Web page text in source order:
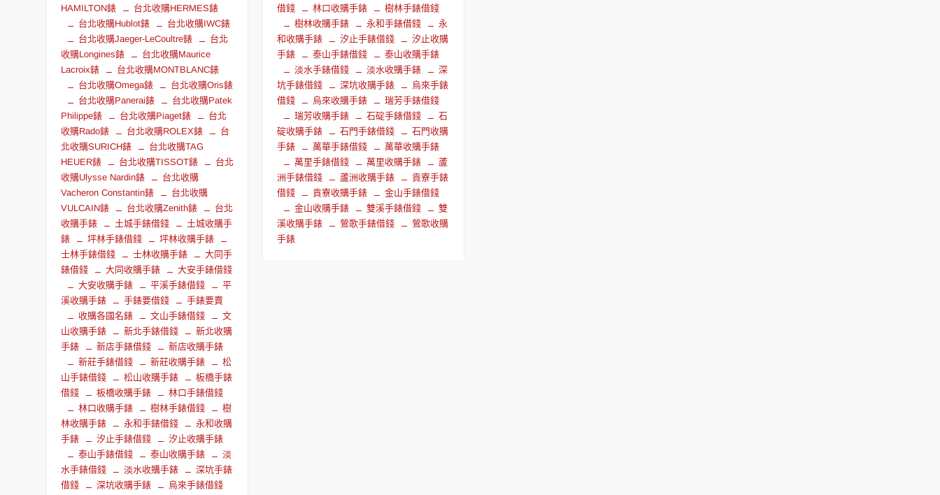
HAMILTON錶
台北收購HERMES錶
台北收購Hublot錶
台北收購IWC錶
台北收購Jaeger-LeCoultre錶
台北
收購Longines錶
台北收購Maurice
Lacroix錶
台北收購MONTBLANC錶
台北收購Omega錶
台北收購Oris錶
台北收購Panerai錶
台北收購Patek
Philippe錶
台北收購Piaget錶
台北
收購Rado錶
台北收購ROLEX錶
台
北收購SURICH錶
台北收購TAG
HEUER錶
台北收購TISSOT錶
台北
收購Ulysse Nardin錶
台北收購
Vacheron Constantin錶
台北收購
VULCAIN錶
台北收購Zenith錶
台北
收購手錶
土城手錶借錢
土城收購手
錶
坪林手錶借錢
坪林收購手錶
士林手錶借錢
士林收購手錶
大同手
錶借錢
大同收購手錶
大安手錶借錢
大安收購手錶
平溪手錶借錢
平
溪收購手錶
手錶要借錢
手錶要賣
收購各國名錶
文山手錶借錢
文
山收購手錶
新北手錶借錢
新北收購
手錶
新店手錶借錢
新店收購手錶
新莊手錶借錢
新莊收購手錶
松
山手錶借錢
松山收購手錶
板橋手錶
借錢
板橋收購手錶
林口手錶借錢
林口收購手錶
樹林手錶借錢
樹
林收購手錶
永和手錶借錢
永和收購
手錶
汐止手錶借錢
汐止收購手錶
泰山手錶借錢
泰山收購手錶
淡
水手錶借錢
淡水收購手錶
深坑手錶
借錢
深坑收購手錶 烏來手錶借錢
借錢
林口收購手錶
樹林手錶借錢
樹林收購手錶
永和手錶借錢
永
和收購手錶
汐止手錶借錢
汐止收購
手錶
泰山手錶借錢
泰山收購手錶
淡水手錶借錢
淡水收購手錶
深
坑手錶借錢
深坑收購手錶
烏來手錶
借錢
烏來收購手錶
瑞芳手錶借錢
瑞芳收購手錶
石碇手錶借錢
石
碇收購手錶
石門手錶借錢
石門收購
手錶
萬華手錶借錢
萬華收購手錶
萬里手錶借錢
萬里收購手錶
蘆
洲手錶借錢
蘆洲收購手錶
貢寮手錶
借錢
貢寮收購手錶
金山手錶借錢
金山收購手錶
雙溪手錶借錢
雙
溪收購手錶
鶯歌手錶借錢
鶯歌收購
手錶